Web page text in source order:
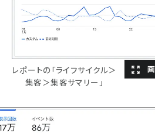
レポートの「ライフサイクル＞
集客＞集客サマリー」